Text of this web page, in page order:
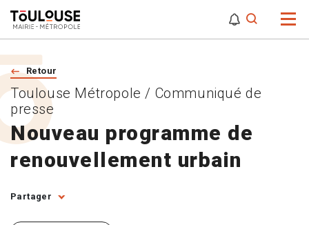
Retour
Nouveau programme de
renouvellement urbain
Toulouse Métropole / Communiqué de
presse
Partager